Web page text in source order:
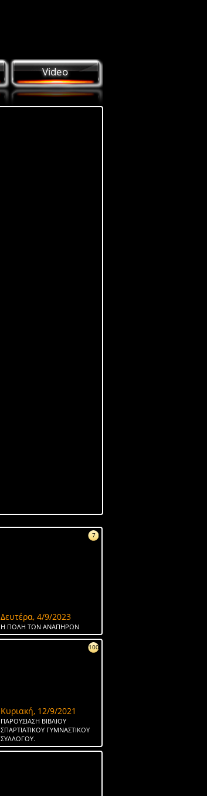
Video
7
Δευτέρα, 4/9/2023
Η ΠΟΛΗ ΤΩΝ ΑΝΑΠΗΡΩΝ
100
Κυριακή, 12/9/2021
ΠΑΡΟΥΣΙΑΣΗ ΒΙΒΛΙΟΥ
ΣΠΑΡΤΙΑΤΙΚΟΥ ΓΥΜΝΑΣΤΙΚΟΥ
ΣΥΛΛΟΓΟΥ.